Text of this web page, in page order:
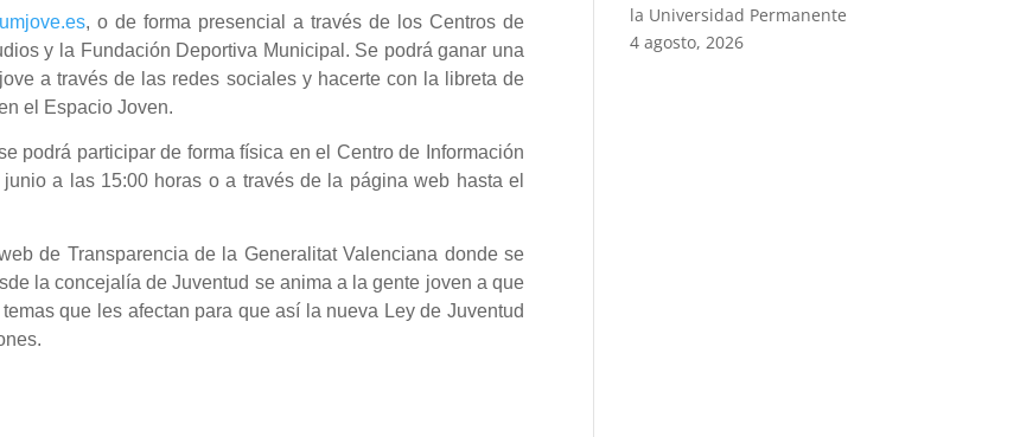
, o de forma presencial a través de los Centros de
y la Fundación Deportiva Municipal. Se podrá ganar una
a través de las redes sociales y hacerte con la libreta de
el Espacio Joven.
podrá participar de forma física en el Centro de Información
a las 15:00 horas o a través de la página web hasta el
de Transparencia de la Generalitat Valenciana donde se
la concejalía de Juventud se anima a la gente joven a que
que les afectan para que así la nueva Ley de Juventud
la Universidad Permanente
4 agosto, 2026